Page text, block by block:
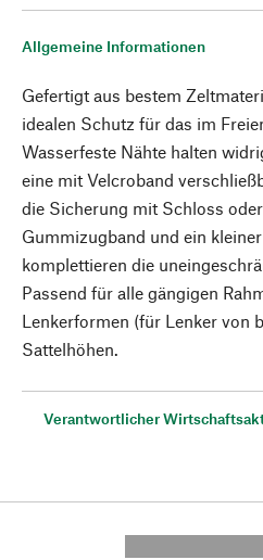
Allgemeine Informationen
Gefertigt aus bestem
idealen Schutz für das im
Wasserfeste Nähte halten
eine mit Velcroband
die Sicherung mit Schloss
Gummizugband und ein
komplettieren die
Passend für alle gängigen
Lenkerformen (für Lenker von
Sattelhöhen.
Verantwortlicher